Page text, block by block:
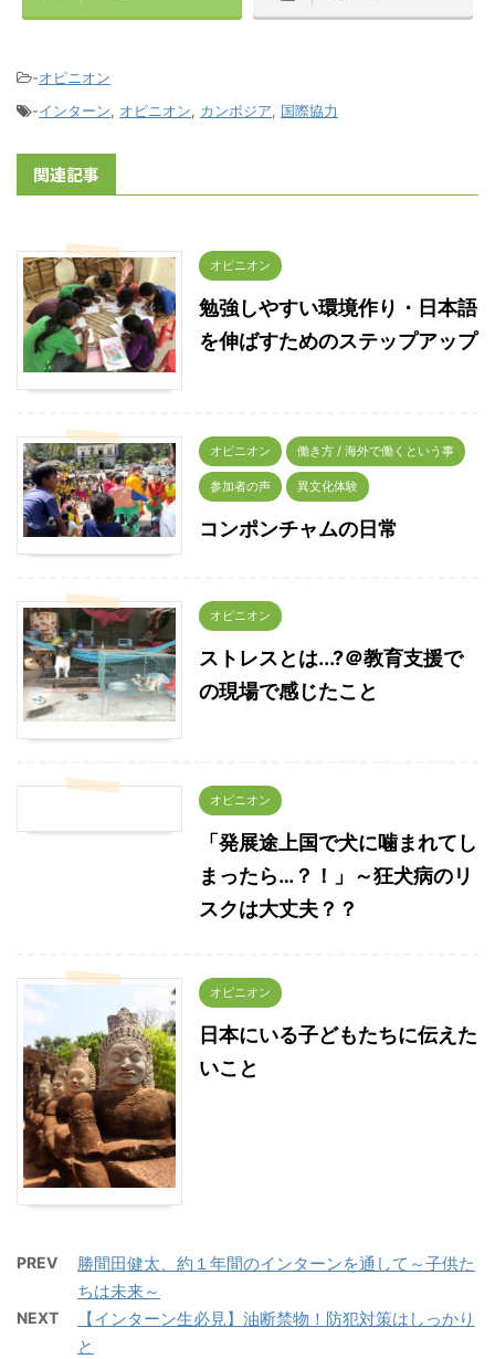
-オピニオン
-インターン, オピニオン, カンボジア, 国際協力
関連記事
オピニオン
勉強しやすい環境作り・日本語
を伸ばすためのステップアップ
オピニオン 働き方 / 海外で働くという事
参加者の声 異文化体験
コンポンチャムの日常
オピニオン
ストレスとは...?＠教育支援で
の現場で感じたこと
オピニオン
「発展途上国で犬に噛まれてし
まったら…？！」～狂犬病のリ
スクは大丈夫？？
オピニオン
日本にいる子どもたちに伝えた
いこと
PREV
勝間田健太、約１年間のインターンを通して～子供た
ちは未来～
NEXT
【インターン生必見】油断禁物！防犯対策はしっかり
と